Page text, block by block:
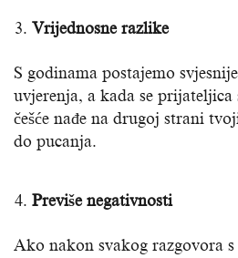
Vrijednosne razlike
S godinama postajemo
uvjerenja, a kada se prijateljica
češće nađe na drugoj strani
do pucanja.
Previše negativnosti
Ako nakon svakog razgovora s